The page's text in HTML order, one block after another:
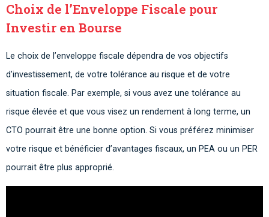
Choix de l’Enveloppe Fiscale pour
Investir en Bourse
Le choix de l’enveloppe fiscale dépendra de vos objectifs
d’investissement, de votre tolérance au risque et de votre
situation fiscale. Par exemple, si vous avez une tolérance au
risque élevée et que vous visez un rendement à long terme, un
CTO pourrait être une bonne option. Si vous préférez minimiser
votre risque et bénéficier d’avantages fiscaux, un PEA ou un PER
pourrait être plus approprié.